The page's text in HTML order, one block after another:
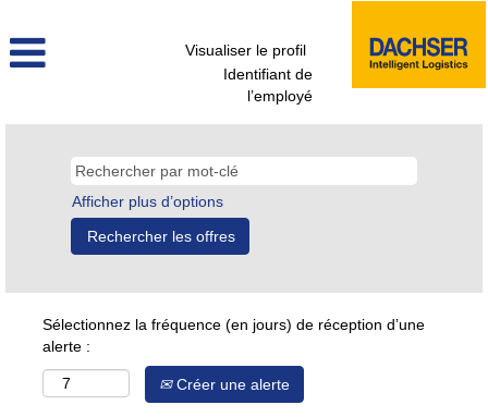
Visualiser le profil
Identifiant de
l’employé
Afficher plus d’options
Sélectionnez la fréquence (en jours) de réception d’une
alerte :
Créer une alerte